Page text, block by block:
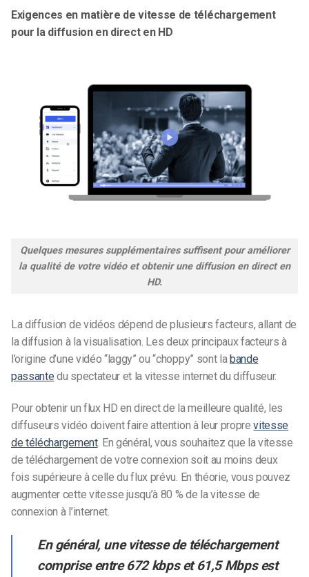
Exigences en matière de vitesse de téléchargement
pour la diffusion en direct en HD
Quelques mesures supplémentaires suffisent pour améliorer
la qualité de votre vidéo et obtenir une diffusion en direct en
HD.
La diffusion de vidéos dépend de plusieurs facteurs, allant de
la diffusion à la visualisation. Les deux principaux facteurs à
l’origine d’une vidéo “laggy” ou “choppy” sont la bande
passante du spectateur et la vitesse internet du diffuseur.
Pour obtenir un flux HD en direct de la meilleure qualité, les
diffuseurs vidéo doivent faire attention à leur proprevitesse
de téléchargement. En général, vous souhaitez que la vitesse
de téléchargement de votre connexion soit au moins deux
fois supérieure à celle du flux prévu. En théorie, vous pouvez
augmenter cette vitesse jusqu’à 80 % de la vitesse de
connexion à l’internet.
En général, une vitesse de téléchargement
comprise entre 672 kbps et 61,5 Mbps est